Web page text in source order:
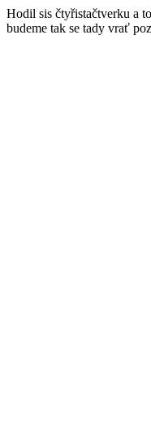
Hodil sis čtyřistačtverku a
budeme tak se tady vrať